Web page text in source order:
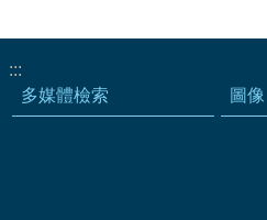
:::
多媒體檢索
圖像